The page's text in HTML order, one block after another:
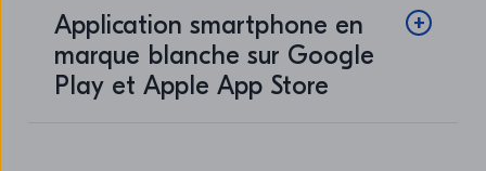
Application smartphone en
marque blanche sur Google
Play et Apple App Store